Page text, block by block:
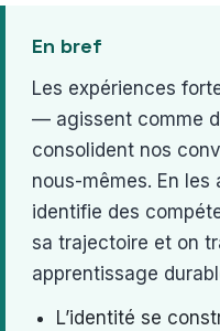
En bref
Les expériences
— agissent comme
consolident nos
nous-mêmes. En
identifie des
sa trajectoire et on
apprentissage
L’identité se